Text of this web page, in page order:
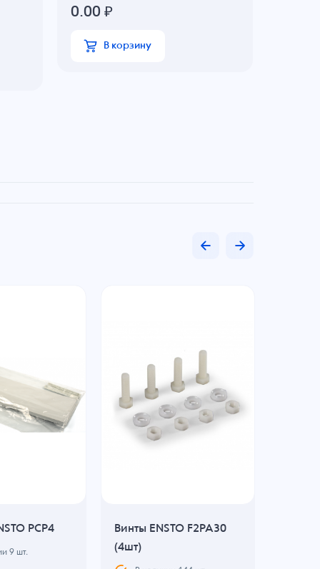
0.00 ₽
В корзину
PCP4
9 шт.
Винты ENSTO F2PA30
(4шт)